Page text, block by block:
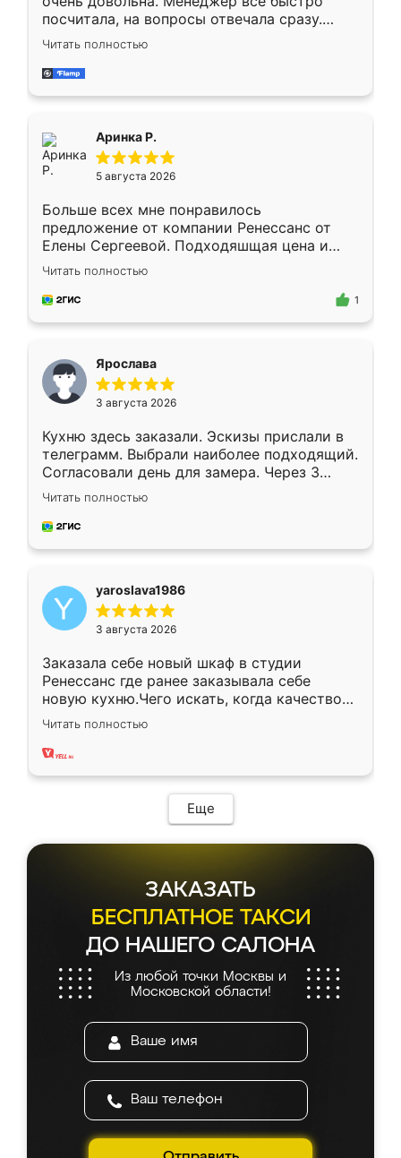
посчитала, на вопросы отвечала сразу.
Замерщик приехал в субботу, подошёл к
делу со всей ответственностью. Собрали
за день, ребята работали аккуратно, даже
Читать полностью
Аринка Р.
5 августа 2026
Больше всех мне понравилось
предложение от компании Ренессанс от
Елены Сергеевой. Подходяшщая цена и
короткие сроки изготовления. Приехавший
для замера сотрудник Владислав
предложил по моему эскизу самый
Читать полностью
1
Ярослава
3 августа 2026
Кухню здесь заказали. Эскизы прислали в
телеграмм. Выбрали наиболее подходящий.
Согласовали день для замера. Через 3
недели кухня была уже готова. Остались
довольны работой. Спасибо Ренессанс
мебель за качественную работу!
Читать полностью
yaroslava1986
3 августа 2026
Заказала себе новый шкаф в студии
Ренессанс где ранее заказывала себе
новую кухню.Чего искать, когда качеством
вполне довольна. Служит кухня уже почти
два года, нареканий нет.
Читать полностью
Еще
ЗАКАЗАТЬ
БЕСПЛАТНОЕ ТАКСИ
ДО НАШЕГО САЛОНА
Из любой точки Москвы и
Московской области!